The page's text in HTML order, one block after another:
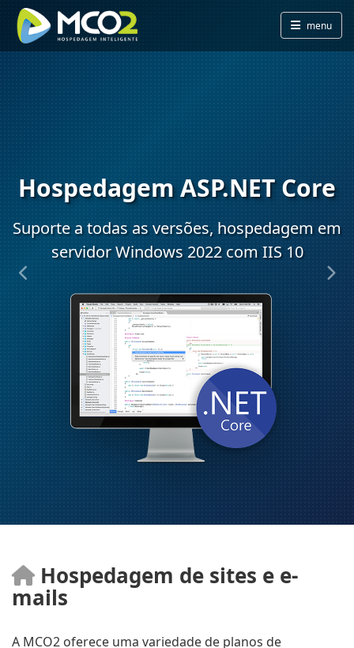
menu
Hospedagem ASP.NET Core
Suporte a todas as versões, hospedagem em
servidor Windows 2022 com IIS 10
Hospedagem de sites e e-
mails
A MCO2 oferece uma variedade de planos de